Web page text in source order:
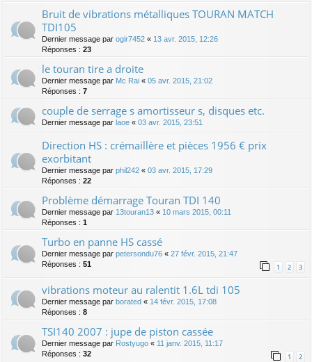
Bruit de vibrations métalliques TOURAN MATCH
TDI105
Dernier message par ogir7452 « 13 avr. 2015, 12:26
Réponses : 23
le touran tire a droite
Dernier message par Mc Rai « 05 avr. 2015, 21:02
Réponses : 7
couple de serrage s amortisseur s, disques etc.
Dernier message par laoe « 03 avr. 2015, 23:51
Direction HS : crémaillère et pièces 1956 € prix
exorbitant
Dernier message par phil242 « 03 avr. 2015, 17:29
Réponses : 22
Problème démarrage Touran TDI 140
Dernier message par 13touran13 « 10 mars 2015, 00:11
Réponses : 1
Turbo en panne HS cassé
Dernier message par petersondu76 « 27 févr. 2015, 21:47
Réponses : 51 1 2 3
vibrations moteur au ralentit 1.6L tdi 105
Dernier message par borated « 14 févr. 2015, 17:08
Réponses : 8
TSI140 2007 : jupe de piston cassée
Dernier message par Rostyugo « 11 janv. 2015, 11:17
Réponses : 32 1 2